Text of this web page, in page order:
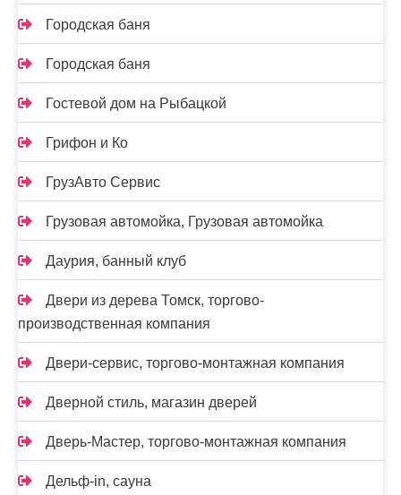
Городская баня
Городская баня
Гостевой дом на Рыбацкой
Грифон и Ко
ГрузАвто Сервис
Грузовая автомойка, Грузовая автомойка
Даурия, банный клуб
Двери из дерева Томск, торгово-
производственная компания
Двери-сервис, торгово-монтажная компания
Дверной стиль, магазин дверей
Дверь-Мастер, торгово-монтажная компания
Дельф-in, сауна